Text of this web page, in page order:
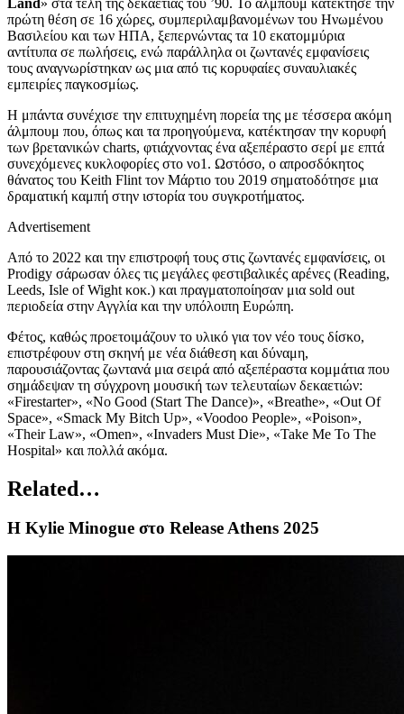
πρώτη θέση σε 16 χώρες, συμπεριλαμβανομένων του Ηνωμένου
Βασιλείου και των ΗΠΑ, ξεπερνώντας τα 10 εκατομμύρια
αντίτυπα σε πωλήσεις, ενώ παράλληλα οι ζωντανές εμφανίσεις
τους αναγνωρίστηκαν ως μια από τις κορυφαίες συναυλιακές
εμπειρίες παγκοσμίως.
Η μπάντα συνέχισε την επιτυχημένη πορεία της με τέσσερα ακόμη
άλμπουμ που, όπως και τα προηγούμενα, κατέκτησαν την κορυφή
των βρετανικών charts, φτιάχνοντας ένα αξεπέραστο σερί με επτά
συνεχόμενες κυκλοφορίες στο νο1. Ωστόσο, ο απροσδόκητος
θάνατος του Keith Flint τον Μάρτιο του 2019 σηματοδότησε μια
δραματική καμπή στην ιστορία του συγκροτήματος.
Advertisement
Από το 2022 και την επιστροφή τους στις ζωντανές εμφανίσεις, οι
Prodigy σάρωσαν όλες τις μεγάλες φεστιβαλικές αρένες (Reading,
Leeds, Isle of Wight κοκ.) και πραγματοποίησαν μια sold out
περιοδεία στην Αγγλία και την υπόλοιπη Ευρώπη.
Φέτος, καθώς προετοιμάζουν το υλικό για τον νέο τους δίσκο,
επιστρέφουν στη σκηνή με νέα διάθεση και δύναμη,
παρουσιάζοντας ζωντανά μια σειρά από αξεπέραστα κομμάτια που
σημάδεψαν τη σύγχρονη μουσική των τελευταίων δεκαετιών:
«Firestarter», «No Good (Start The Dance)», «Breathe», «Out Of
Space», «Smack My Bitch Up», «Voodoo People», «Poison»,
«Their Law», «Omen», «Invaders Must Die», «Take Me To The
Hospital» και πολλά ακόμα.
Related…
Η Kylie Minogue στο Release Athens 2025